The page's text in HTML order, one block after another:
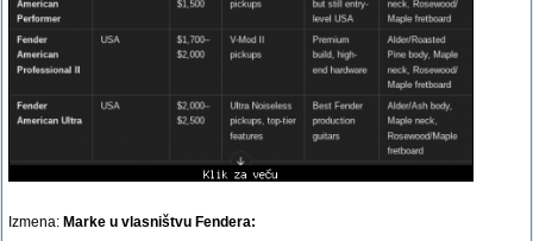
Izmena: Marke u vlasništvu Fendera: